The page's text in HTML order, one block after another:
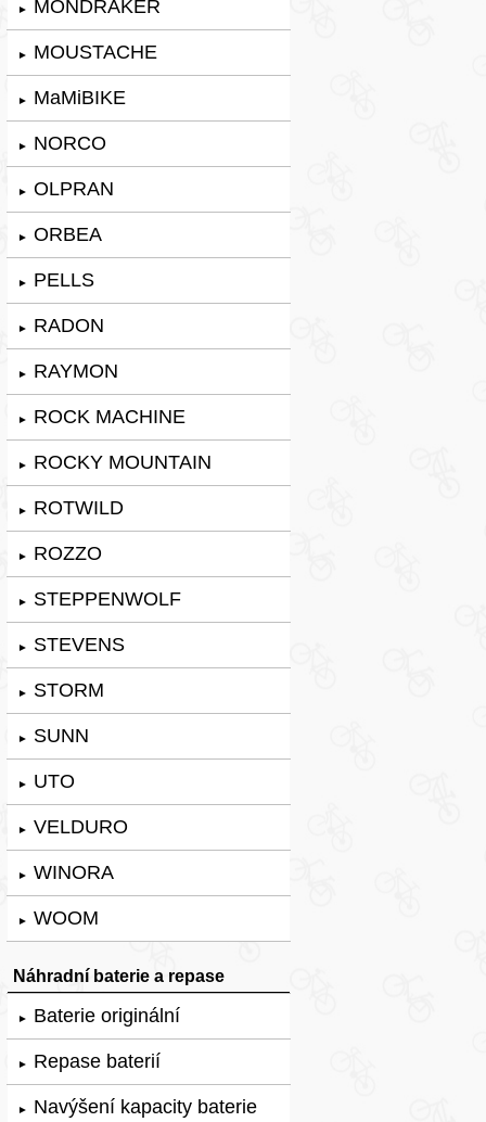
► MONDRAKER
► MOUSTACHE
► MaMiBIKE
► NORCO
► OLPRAN
► ORBEA
► PELLS
► RADON
► RAYMON
► ROCK MACHINE
► ROCKY MOUNTAIN
► ROTWILD
► ROZZO
► STEPPENWOLF
► STEVENS
► STORM
► SUNN
► UTO
► VELDURO
► WINORA
► WOOM
Náhradní baterie a repase
► Baterie originální
► Repase baterií
► Navýšení kapacity baterie